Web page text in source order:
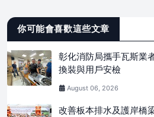
你可能會喜歡這些文章
彰化消防局攜手瓦斯
換裝與用戶安檢
August 06, 2026
改善板本排水及護岸橋